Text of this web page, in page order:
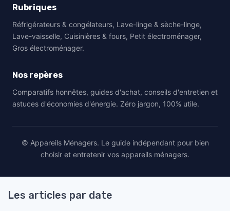
Rubriques
Réfrigérateurs & congélateurs, Lave-linge & sèche-linge,
Lave-vaisselle, Cuisinières & fours, Petit électroménager,
Gros électroménager.
Nos repères
Comparatifs honnêtes, guides d'achat, conseils d'entretien et
astuces d'économies d'énergie. Zéro jargon, 100% utile.
© Appareils Ménagers. Le guide indépendant pour bien
choisir et entretenir vos appareils ménagers.
Les articles par date